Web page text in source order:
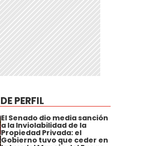
PERFIL
El Senado dio media sanción
a la Inviolabilidad de la
Propiedad Privada: el
Gobierno tuvo que ceder en